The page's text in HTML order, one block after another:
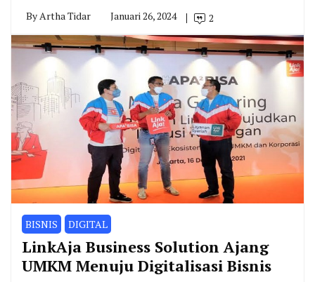
By Artha Tidar Januari 26, 2024 2
BISNIS DIGITAL
LinkAja Business Solution Ajang
UMKM Menuju Digitalisasi Bisnis